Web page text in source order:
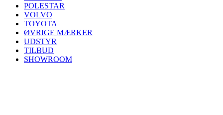
POLESTAR
VOLVO
TOYOTA
ØVRIGE MÆRKER
UDSTYR
TILBUD
SHOWROOM